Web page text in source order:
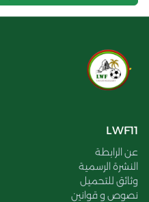
LWF11
عن الرابطة
النشرة الرسمية
وثائق للتحميل
نصوص و قوانين